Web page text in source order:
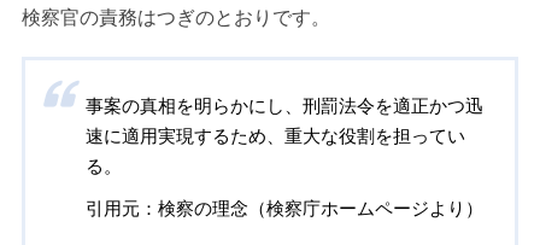
検察官の責務はつぎのとおりです。
事案の真相を明らかにし、刑罰法令を適正かつ迅
速に適用実現するため、重大な役割を担ってい
る。
引用元：検察の理念（検察庁ホームページより）